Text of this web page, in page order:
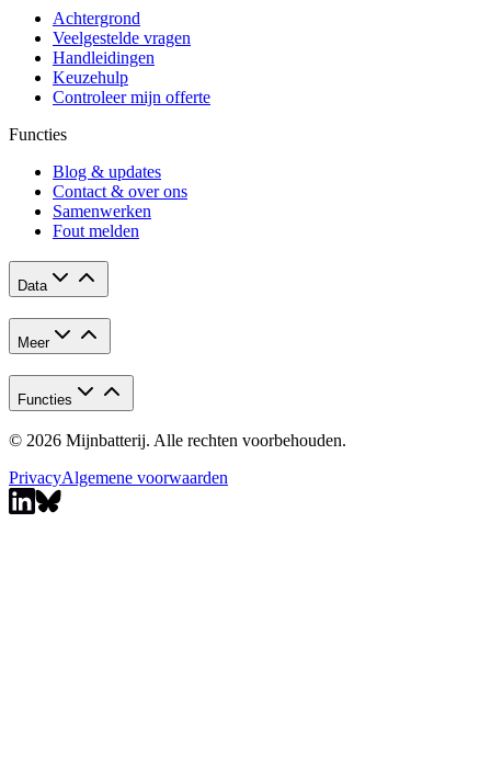
Achtergrond
Veelgestelde vragen
Handleidingen
Keuzehulp
Controleer mijn offerte
Functies
Blog & updates
Contact & over ons
Samenwerken
Fout melden
Data
Meer
Functies
© 2026 Mijnbatterij. Alle rechten voorbehouden.
PrivacyAlgemene voorwaarden